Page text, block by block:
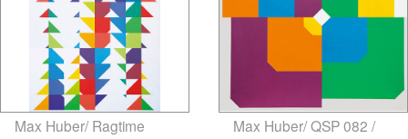
Max Huber/ Ragtime
Max Huber/ QSP 082 /